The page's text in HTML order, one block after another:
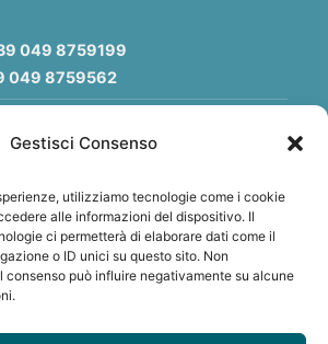
Gestisci Consenso
utilizziamo tecnologie come i cookie
alle informazioni del dispositivo. Il
ci permetterà di elaborare dati come il
o ID unici su questo sito. Non
consenso può influire negativamente su alcune
049 8759199
049 8759562
donazione a sostegno